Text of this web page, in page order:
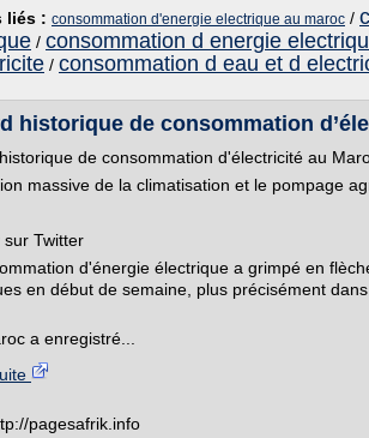
liés : consommation d'energie electrique au maroc /
/ consommation d energie
/ consommation d eau et d
historique de consommation
de consommation d'électricité au
massive de la climatisation et le pompage
sur Twitter
d'énergie électrique a grimpé en
en début de semaine, plus précisément
a enregistré...
pagesafrik.info